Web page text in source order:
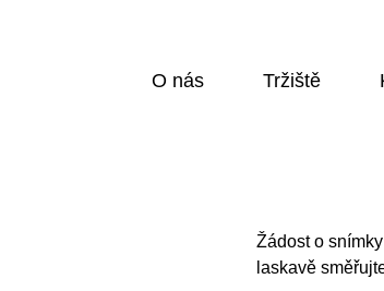
O nás Tržiště
Žádost o
laskavě